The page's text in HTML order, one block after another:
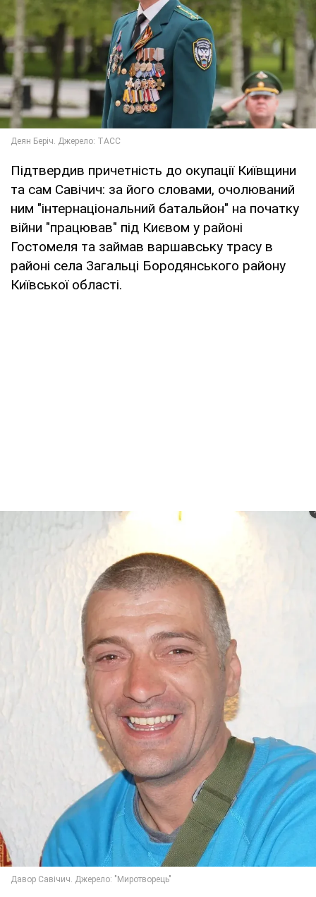
Підтвердив причетність до окупації Київщини
та сам Савічич: за його словами, очолюваний
ним "інтернаціональний батальйон" на початку
війни "працював" під Києвом у районі
Гостомеля та займав варшавську трасу в
районі села Загальці Бородянського району
Київської області.